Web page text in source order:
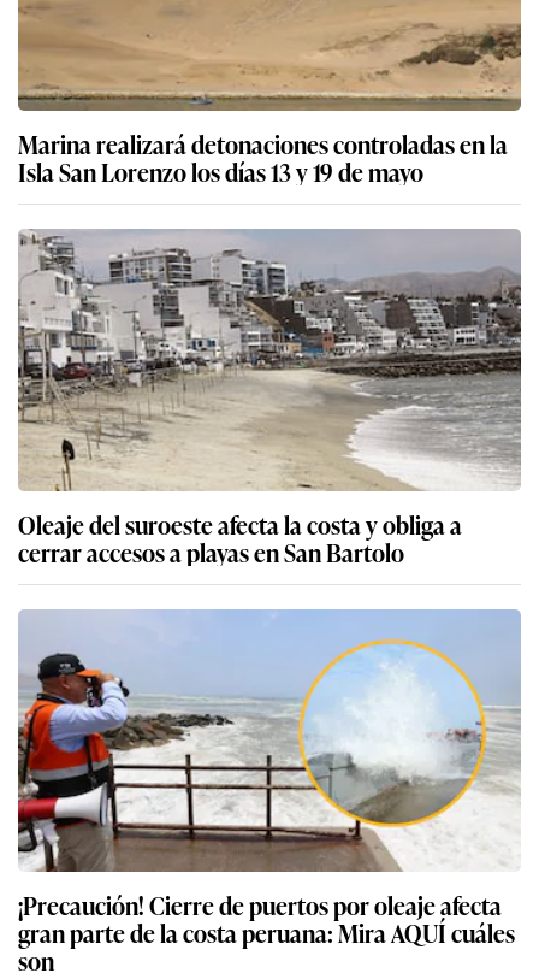
Marina realizará detonaciones controladas en la
Isla San Lorenzo los días 13 y 19 de mayo
Oleaje del suroeste afecta la costa y obliga a
cerrar accesos a playas en San Bartolo
¡Precaución! Cierre de puertos por oleaje afecta
gran parte de la costa peruana: Mira AQUÍ cuáles
son